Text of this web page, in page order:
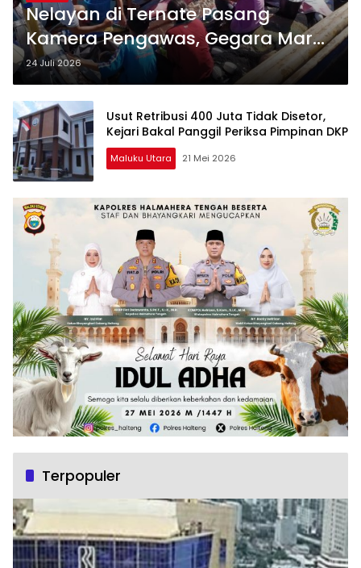
Nelayan di Ternate Pasang
Kamera Pengawas, Gegara Marak
Pencurian Alat Tangkap
24 Juli 2026
Usut Retribusi 400 Juta Tidak Disetor,
Kejari Bakal Panggil Periksa Pimpinan DKP
Maluku Utara 21 Mei 2026
Terpopuler